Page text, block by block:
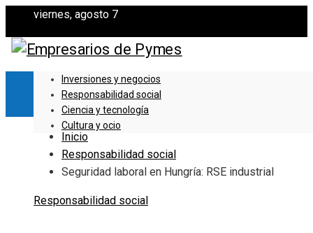
viernes, agosto 7
Inversiones y negocios
Responsabilidad social
Ciencia y tecnología
Cultura y ocio
Inicio
Responsabilidad social
Seguridad laboral en Hungría: RSE industrial
Responsabilidad social